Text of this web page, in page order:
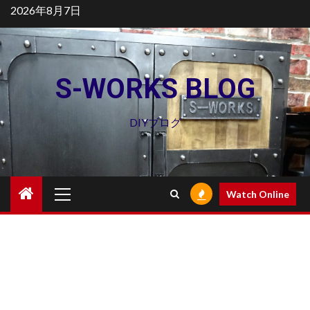
Skip
to
content
2026年8月7日
S-WORKS BLOG
DIYブログ
Menu
Watch Online